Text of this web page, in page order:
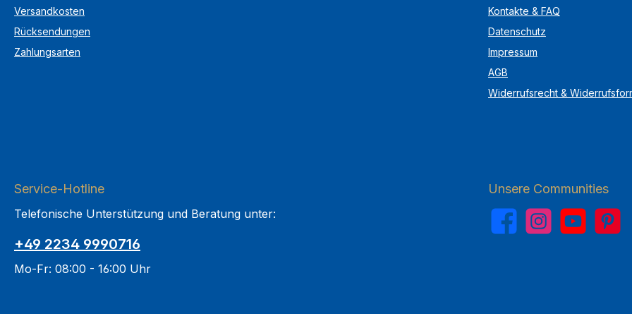
Versandkosten
Rücksendungen
Zahlungsarten
Kontakte & FAQ
Datenschutz
Impressum
AGB
Widerrufsrecht &
Service-Hotline
Telefonische Unterstützung und Beratung unter:
+49 2234 9990716
Mo-Fr: 08:00 - 16:00 Uhr
Unsere Communities
FacebookInstagramYouTubePinterest